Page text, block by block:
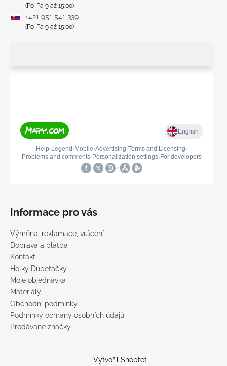
(Po-Pá 9 až 15:00)
+421 951 541 339
(Po-Pá 9 až 15:00)
Informace pro vás
Výměna, reklamace, vrácení
Doprava a platba
Kontakt
Holky Dupeťačky
Moje objednávka
Materiály
Obchodní podmínky
Podmínky ochrany osobních údajů
Prodávané značky
Vytvořil Shoptet